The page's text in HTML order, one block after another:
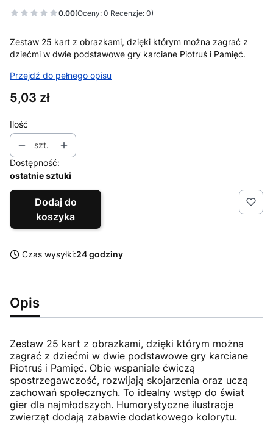
0.00(Oceny: 0 Recenzje: 0)
Zestaw 25 kart z obrazkami, dzięki którym można zagrać z
dziećmi w dwie podstawowe gry karciane Piotruś i Pamięć.
Przejdź do pełnego opisu
Cena
5,03 zł
Ilość
szt.
Dostępność:
ostatnie sztuki
Dodaj do
koszyka
Czas wysyłki:24 godziny
Opis
Zestaw 25 kart z obrazkami, dzięki którym można
zagrać z dziećmi w dwie podstawowe gry karciane
Piotruś i Pamięć. Obie wspaniale ćwiczą
spostrzegawczość, rozwijają skojarzenia oraz uczą
zachowań społecznych. To idealny wstęp do świat
gier dla najmłodszych. Humorystyczne ilustracje
zwierząt dodają zabawie dodatkowego kolorytu.